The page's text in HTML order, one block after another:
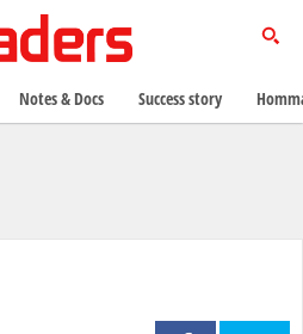
Notes & Docs Success story